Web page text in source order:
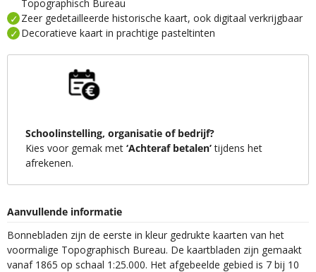
Topographisch Bureau
Zeer gedetailleerde historische kaart, ook digitaal verkrijgbaar
Decoratieve kaart in prachtige pasteltinten
Schoolinstelling, organisatie of bedrijf?
Kies voor gemak met ‘Achteraf betalen’tijdens het
afrekenen.
Aanvullende informatie
Bonnebladen zijn de eerste in kleur gedrukte kaarten van het
voormalige Topographisch Bureau. De kaartbladen zijn gemaakt
vanaf 1865 op schaal 1:25.000. Het afgebeelde gebied is 7 bij 10